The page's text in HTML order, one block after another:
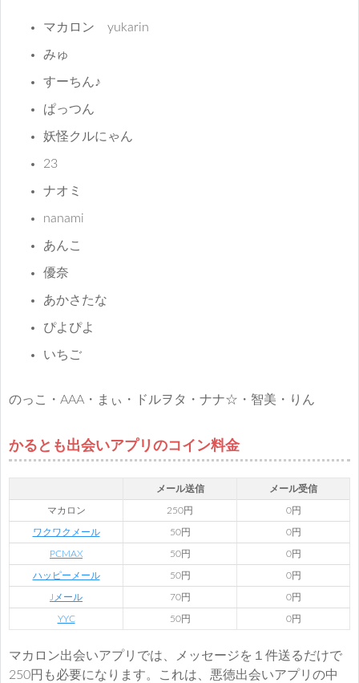
マカロン yukarin
みゅ
すーちん♪
ぱっつん
妖怪クルにゃん
23
ナオミ
nanami
あんこ
優奈
あかさたな
ぴよぴよ
いちご
のっこ・AAA・まぃ・ドルヲタ・ナナ☆・智美・りん
かるとも出会いアプリのコイン料金
メール送信 メール受信
マカロン 250円 0円
ワクワクメール 50円 0円
PCMAX 50円 0円
ハッピーメール 50円 0円
Jメール 70円 0円
YYC 50円 0円
マカロン出会いアプリでは、メッセージを１件送るだけで
250円も必要になります。これは、悪徳出会いアプリの中